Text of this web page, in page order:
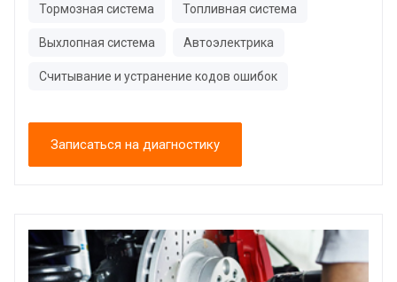
Тормозная система Топливная система
Выхлопная система Автоэлектрика
Считывание и устранение кодов ошибок
Записаться на диагностику